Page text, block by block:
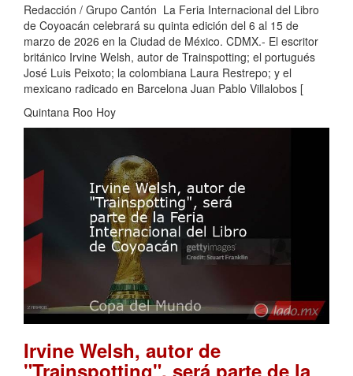
Redacción / Grupo Cantón La Feria Internacional del Libro
de Coyoacán celebrará su quinta edición del 6 al 15 de
marzo de 2026 en la Ciudad de México. CDMX.- El escritor
británico Irvine Welsh, autor de Trainspotting; el portugués
José Luis Peixoto; la colombiana Laura Restrepo; y el
mexicano radicado en Barcelona Juan Pablo Villalobos [
Quintana Roo Hoy
Irvine Welsh, autor de